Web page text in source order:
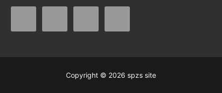
Copyright © 2026 spzs site